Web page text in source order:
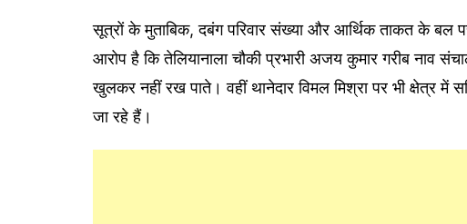
सूत्रों के मुताबिक, दबंग परिवार संख्या और आर्थिक ताकत के बल
आरोप है कि तेलियानाला चौकी प्रभारी अजय कुमार गरीब नाव
खुलकर नहीं रख पाते। वहीं थानेदार विमल मिश्रा पर भी क्षेत्र में
जा रहे हैं।